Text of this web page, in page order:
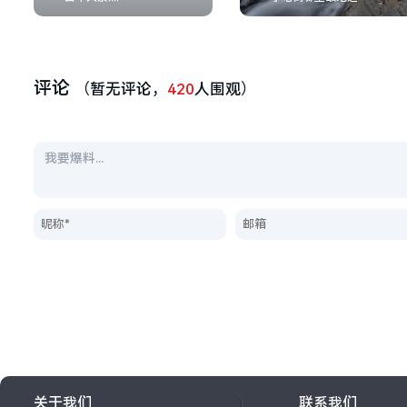
评论 （暂无评论， 420人围观）
关于我们 联系我们